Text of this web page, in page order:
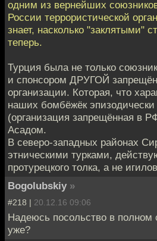
одним из вернейших
России террористической
знает, насколько "заклятыми"
теперь.
Турция была не только
и спонсором ДРУГОЙ
организации. Которая, что
наших бомбёжёк
(организация запрещённая в
Асадом.
В северо-западных районах
этническими турками,
протурецкого толка, а не
Bogolubskiy »
#218 | 20.12.16 09:06
Надеюсь посольство в полном
уже?